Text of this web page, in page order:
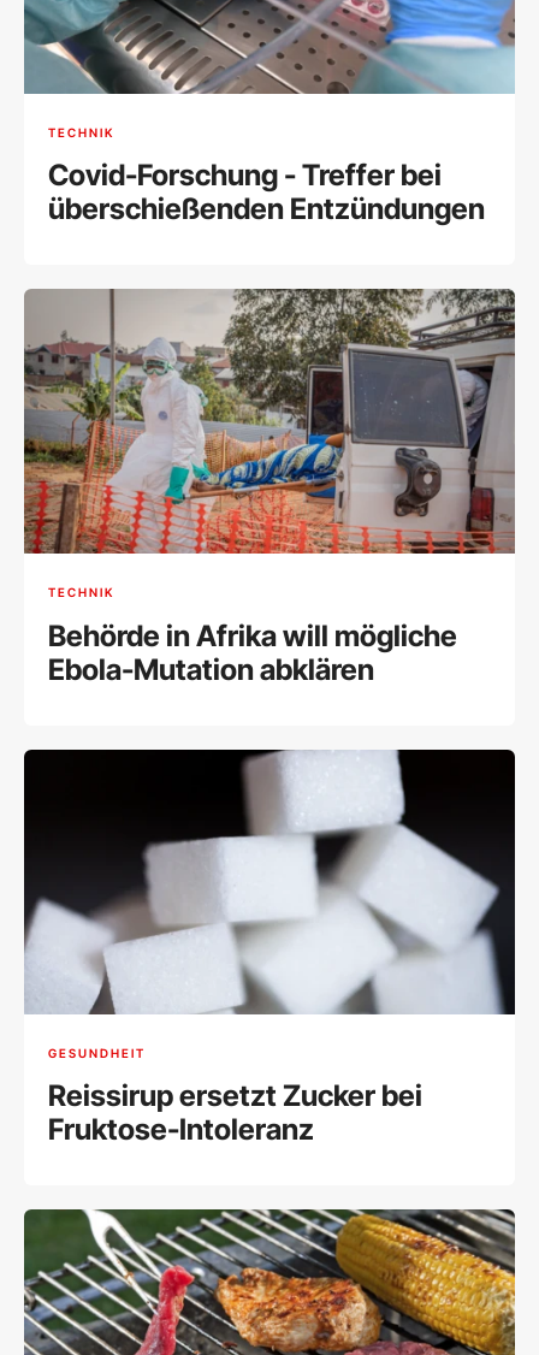
TECHNIK
Covid-Forschung - Treffer bei
überschießenden Entzündungen
TECHNIK
Behörde in Afrika will mögliche
Ebola-Mutation abklären
GESUNDHEIT
Reissirup ersetzt Zucker bei
Fruktose-Intoleranz